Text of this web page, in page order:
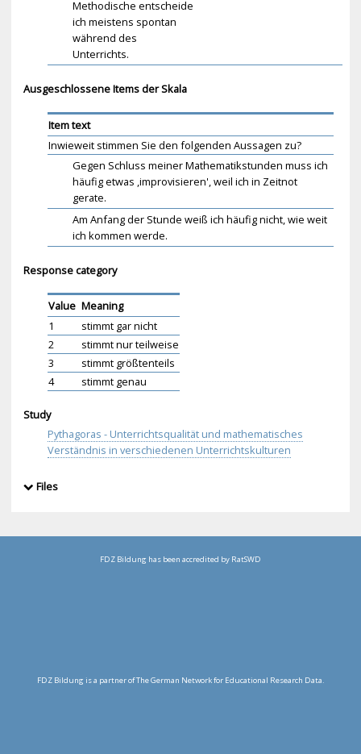
Methodische entscheide
ich meistens spontan
während des
Unterrichts.
Ausgeschlossene Items der Skala
Item text
Inwieweit stimmen Sie den folgenden Aussagen zu?
Gegen Schluss meiner Mathematikstunden muss ich
häufig etwas ,improvisieren', weil ich in Zeitnot
gerate.
Am Anfang der Stunde weiß ich häufig nicht, wie weit
ich kommen werde.
Response category
Value Meaning
1
stimmt gar nicht
2
stimmt nur teilweise
3
stimmt größtenteils
4
stimmt genau
Study
Pythagoras - Unterrichtsqualität und mathematisches
Verständnis in verschiedenen Unterrichtskulturen
Files
FDZ Bildung has been accredited by RatSWD
FDZ Bildung is a partner of The German Network for Educational Research Data.